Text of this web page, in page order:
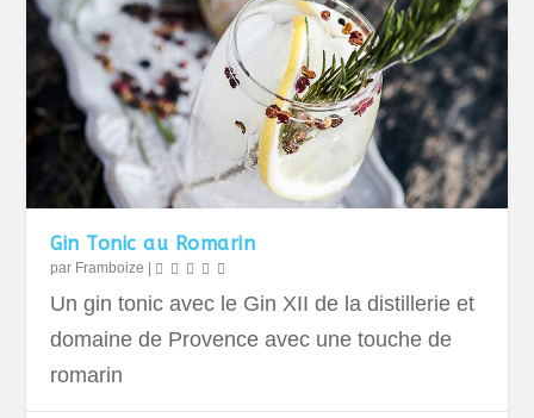
Gin Tonic au Romarin
par Framboize
Un gin tonic avec le Gin XII de la distillerie et
domaine de Provence avec une touche de
romarin